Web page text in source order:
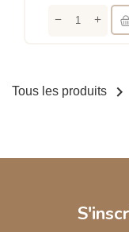
Tous les produits 